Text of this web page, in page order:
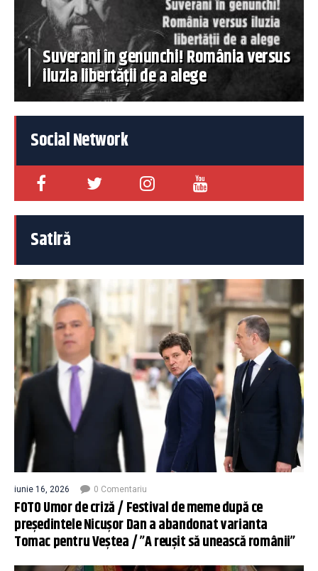
Suverani în genunchi! România versus
iluzia libertății de a alege
Social Network
Satiră
iunie 16, 2026 0 Comentariu
FOTO Umor de criză / Festival de meme după ce
președintele Nicușor Dan a abandonat varianta
Tomac pentru Veștea / ”A reușit să unească românii”